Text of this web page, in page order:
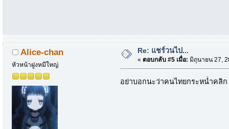
Alice-chan
หัวหน้าฝูงหมีใหญ่
Re: แชร์วนไป...
« ตอบกลับ #5 เมื่อ: มิถุนายน 27,
อย่าบอกนะว่าคนไทยกระหน่ำคลิก